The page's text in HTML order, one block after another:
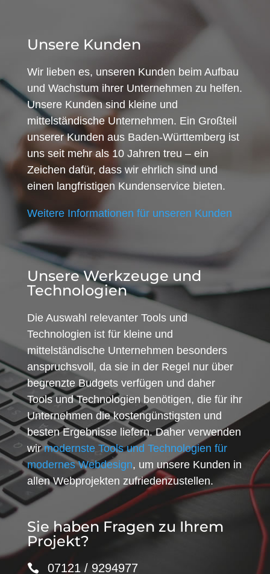
Unsere Kunden
Wir lieben es, unseren Kunden beim Aufbau
und Wachstum ihrer Unternehmen zu helfen.
Unsere Kunden sind kleine und
mittelständische Unternehmen. Ein Großteil
unserer Kunden aus Baden-Württemberg ist
uns seit mehr als 10 Jahren treu – ein
Zeichen dafür, dass wir ehrlich sind und
einen langfristigen Kundenservice bieten.
Weitere Informationen für unseren Kunden
Unsere Werkzeuge und
Technologien
Die Auswahl relevanter Tools und
Technologien ist für kleine und
mittelständische Unternehmen besonders
anspruchsvoll, da sie in der Regel nur über
begrenzte Budgets verfügen und daher
Tools und Technologien benötigen, die für ihr
Unternehmen die kostengünstigsten und
besten Ergebnisse liefern. Daher verwenden
wirmodernste Tools und Technologien für
modernes Webdesign, um unsere Kunden in
allen Webprojekten zufriedenzustellen.
Sie haben Fragen zu Ihrem
Projekt?
07121 / 9294977